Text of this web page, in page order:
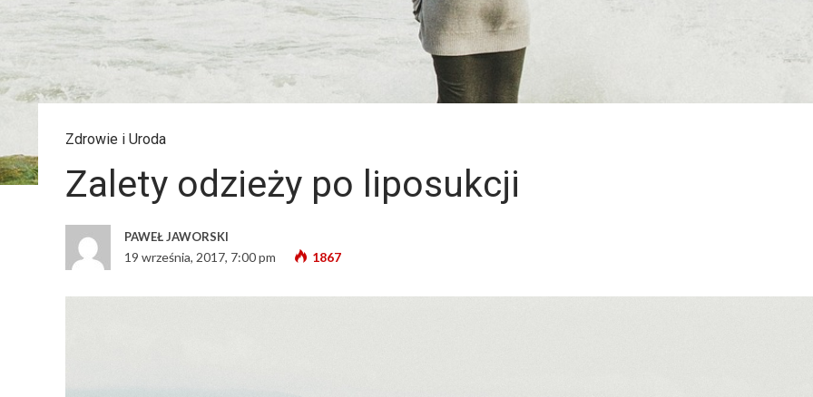
Zdrowie i Uroda
Zalety odzieży po liposukcji
PAWEŁ JAWORSKI
19 września, 2017, 7:00 pm 1867